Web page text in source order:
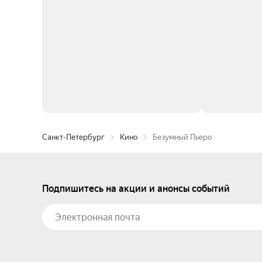
Санкт-Петербург Кино Безумный Пьеро
Подпишитесь на акции и анонсы событий